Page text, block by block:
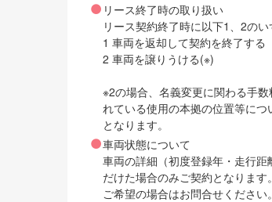
リース終了時の取り扱い
リース契約終了時に以下1、2のい
1 車両を返却して契約を終了する
2 車両を譲りうける(※)
※2の場合、名義変更に関わる手
れている使用の本拠の位置等に
となります。
車両状態について
車両の詳細（初度登録年・走行
だけた場合のみご契約となりま
ご希望の場合はお問合せください。